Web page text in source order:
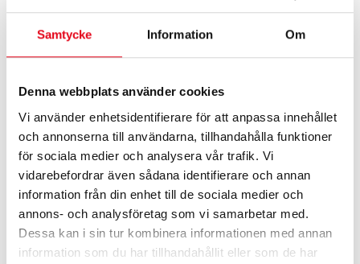
Samtycke Information Om
Denna webbplats använder cookies
Vi använder enhetsidentifierare för att anpassa innehållet
och annonserna till användarna, tillhandahålla funktioner
för sociala medier och analysera vår trafik. Vi
vidarebefordrar även sådana identifierare och annan
information från din enhet till de sociala medier och
annons- och analysföretag som vi samarbetar med.
Dessa kan i sin tur kombinera informationen med annan
information som du har tillhandahållit eller som de har
Flamskyddad undertröja
647,20krexkl. moms
Flamskyddad undertröja, dam
1 032krexkl. moms